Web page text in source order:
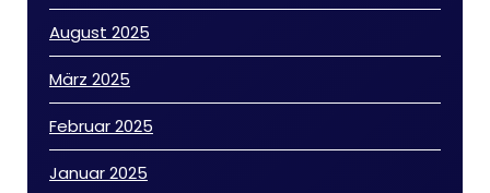
August 2025
März 2025
Februar 2025
Januar 2025